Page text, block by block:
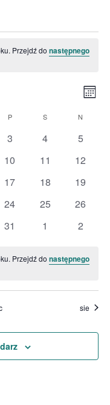
Przejdź do następnego
PPIĄTEK S N
0
3
0
4
0
5
0
10
0
11
0
12
0
17
0
18
0
19
0
24
0
25
0
26
0
31
0
1
0
2
Przejdź do następnego
sie